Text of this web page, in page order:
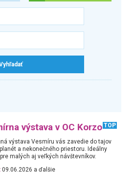
výstava v OC Korzo TOP
výstava Vesmíru vás zavedie do tajov
a nekonečného priestoru. Ideálny
malých aj veľkých návštevníkov.
09.06.2026 a ďalšie